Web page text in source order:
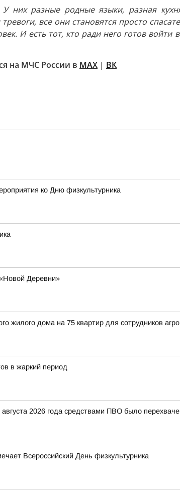
У них разные родные языки, разная
все они становятся просто
И есть тот, кто ради него готов войти
на МЧС России в MAX | ВК
ко Дню физкультурника
Деревни»
жилого дома на 75 квартир для сотрудников
в жаркий период
2026 года средствами ПВО было
Всероссийский День физкультурника